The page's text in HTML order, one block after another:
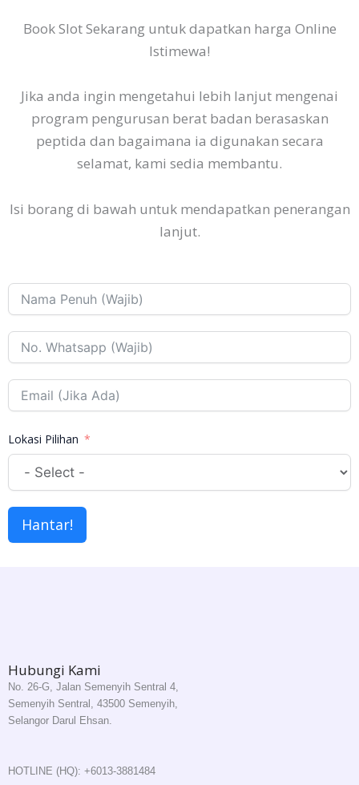
Book Slot Sekarang untuk dapatkan harga Online
Istimewa!
Jika anda ingin mengetahui lebih lanjut mengenai
program pengurusan berat badan berasaskan
peptida dan bagaimana ia digunakan secara
selamat, kami sedia membantu.
Isi borang di bawah untuk mendapatkan penerangan
lanjut.
Lokasi Pilihan
Hantar!
Hubungi Kami
No. 26-G, Jalan Semenyih Sentral 4,
Semenyih Sentral, 43500 Semenyih,
Selangor Darul Ehsan.
HOTLINE (HQ): +6013-3881484